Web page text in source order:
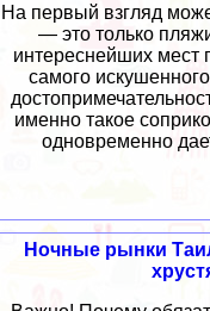
На первый взгляд
— это только
интереснейших мест
самого
именно такое
одновременно
Ночные рынки